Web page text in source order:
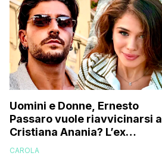
Uomini e Donne, Ernesto
Passaro vuole riavvicinarsi a
Cristiana Anania? L’ex
corteggiatore interviene e
CAROLA